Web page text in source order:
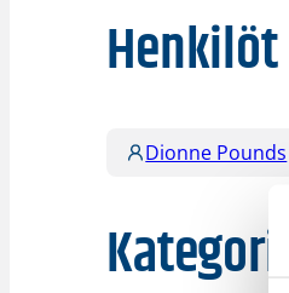
Henkilöt
Dionne Pounds